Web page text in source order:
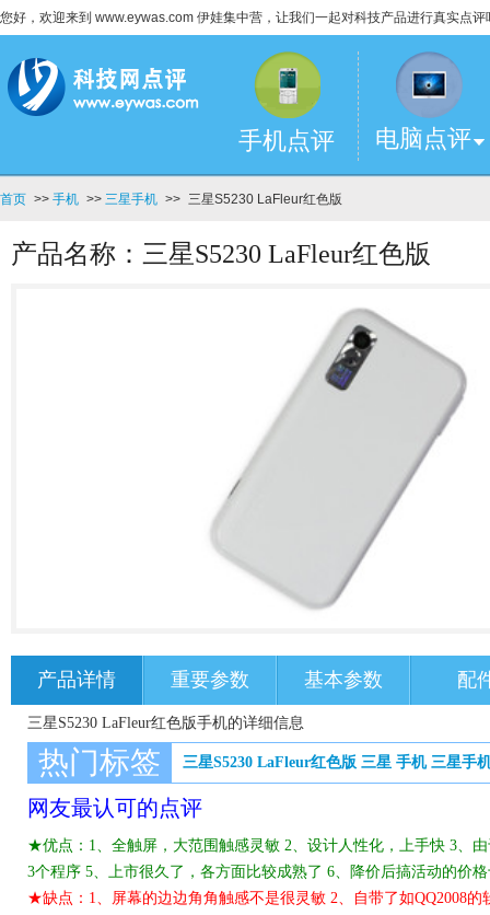
您好，欢迎来到 www.eywas.com 伊娃集中营，让我们一起对科技产品进行真实点评
手机点评 电脑点评
首页 >> 手机 >> 三星手机 >> 三星S5230 LaFleur红色版
产品名称：三星S5230 LaFleur红色版
产品详情 重要参数 基本参数 配
三星S5230 LaFleur红色版手机的详细信息
热门标签 三星S5230 LaFleur红色版 三星 手机 三星手
网友最认可的点评
★优点：1、全触屏，大范围触感灵敏 2、设计人性化，上手快 3、
3个程序 5、上市很久了，各方面比较成熟了 6、降价后搞活动的价
★缺点：1、屏幕的边边角角触感不是很灵敏 2、自带了如QQ2008